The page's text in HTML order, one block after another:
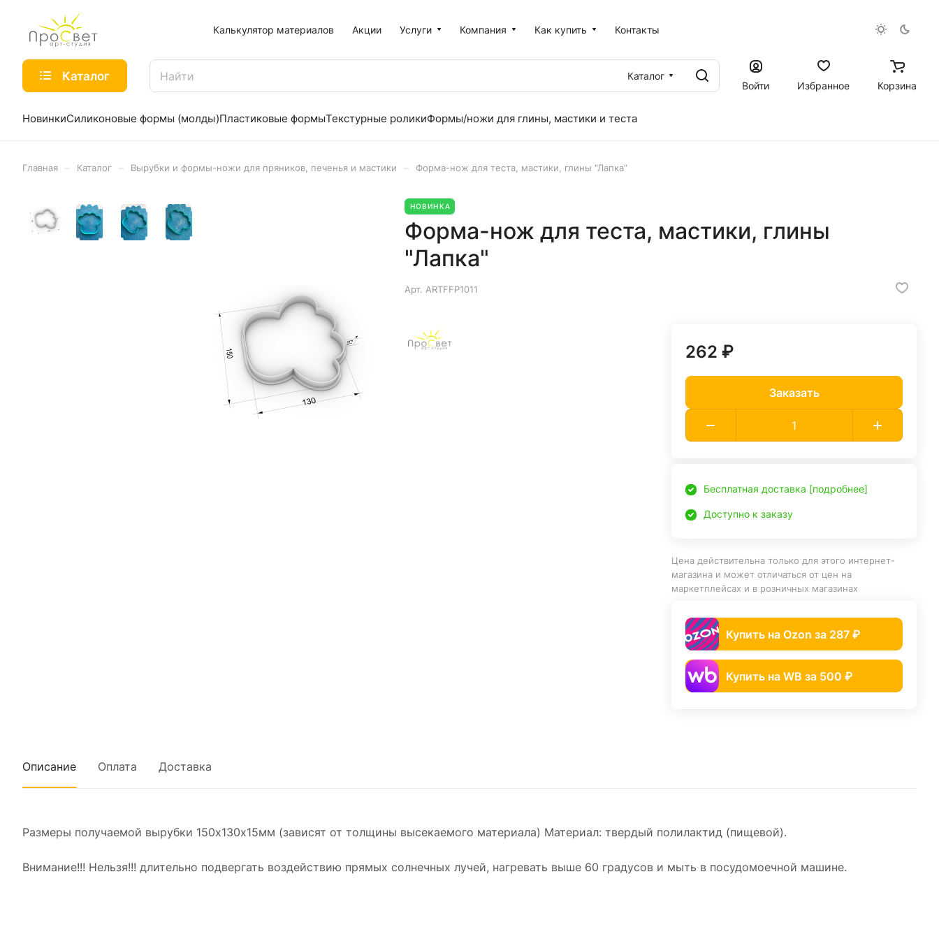
Калькулятор материалов Акции Услуги Компания Как купить Контакты
Каталог
Каталог
Войти
Избранное Корзина
НовинкиСиликоновые формы (молды)Пластиковые формыТекстурные роликиФормы/ножи для глины, мастики и теста
Главная Каталог Вырубки и формы-ножи для пряников, печенья и мастики Форма-нож для теста, мастики, глины "Лапка"
НОВИНКА
Форма-нож для теста, мастики, глины
"Лапка"
Арт. ARTFFP1011
262 ₽
Заказать
Бесплатная доставка [подробнее]
Доступно к заказу
Цена действительна только для этого интернет-
магазина и может отличаться от цен на
маркетплейсах и в розничных магазинах
Купить на Ozon за 287 ₽
Купить на WB за 500 ₽
Описание Оплата Доставка
Размеры получаемой вырубки 150x130х15мм (зависят от толщины высекаемого материала) Материал: твердый полилактид (пищевой).
Внимание!!! Нельзя!!! длительно подвергать воздействию прямых солнечных лучей, нагревать выше 60 градусов и мыть в посудомоечной машине.